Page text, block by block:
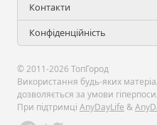
Контакти
Конфіденційність
© 2011-2026 ТопГород
Використання будь-яких
дозволяється за умови
При підтримці AnyDayLife &